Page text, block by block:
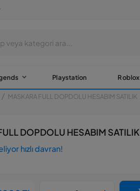
Playstation Roblox
MASKARA FULL DOPDOLU HESABIM SATILIK
DOPDOLU HESABIM SATILIK
hızlı davran!